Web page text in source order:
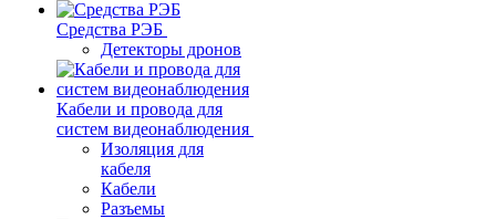
Средства РЭБ
Детекторы дронов
Кабели и провода для
систем видеонаблюдения
Изоляция для
кабеля
Кабели
Разъемы